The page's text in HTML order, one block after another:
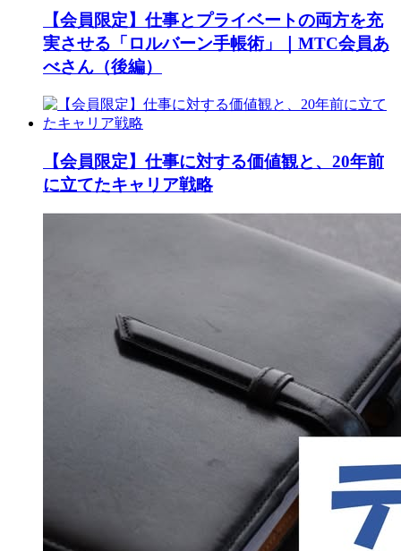
【会員限定】仕事とプライベートの両方を充
実させる「ロルバーン手帳術」｜MTC会員あ
べさん（後編）
【会員限定】仕事に対する価値観と、20年前
に立てたキャリア戦略